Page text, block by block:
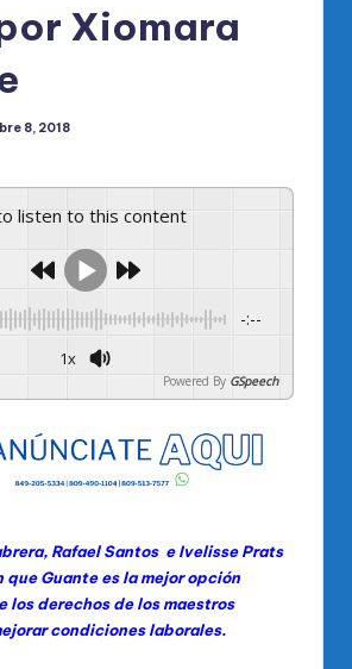
Xiomara
8, 2018
listen to this content
-:--
1x
Powered By GSpeech
Rafael Santos e Ivelisse Prats
que Guante es la mejor opción
los derechos de los maestros
condiciones laborales.